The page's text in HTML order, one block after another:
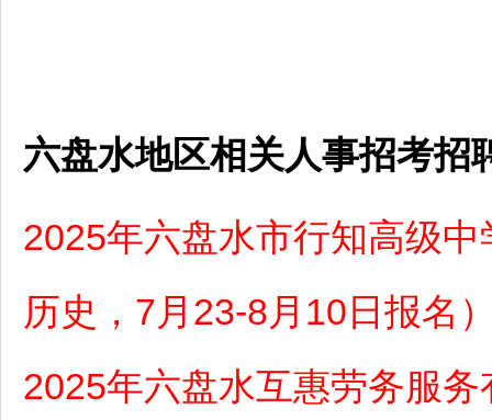
六盘水地区相关人事招考招
2025年六盘水市行知高级
历史，7月23-8月10日报名
2025年六盘水互惠劳务服